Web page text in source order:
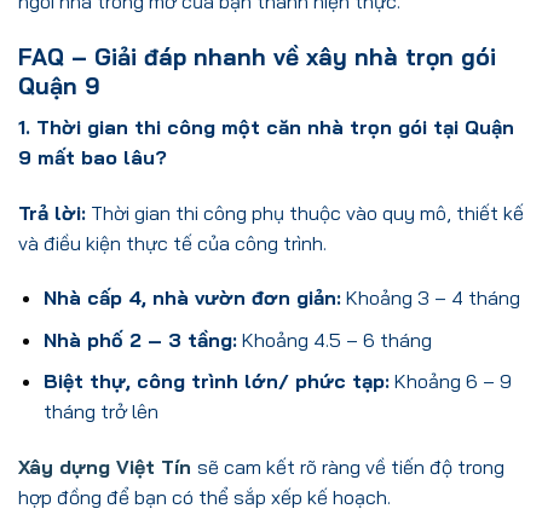
FAQ – Giải đáp nhanh về xây nhà trọn gói
Quận 9
1. Thời gian thi công một căn nhà trọn gói tại Quận
9 mất bao lâu?
Trả lời: Thời gian thi công phụ thuộc vào quy mô, thiết kế
và điều kiện thực tế của công trình.
Nhà cấp 4, nhà vườn đơn giản:Khoảng 3 – 4 tháng
Nhà phố 2 – 3 tầng:Khoảng 4.5 – 6 tháng
Biệt thự, công trình lớn/ phức tạp:Khoảng 6 – 9
tháng trở lên
Xây dựng Việt Tín sẽ cam kết rõ ràng về tiến độ trong
hợp đồng để bạn có thể sắp xếp kế hoạch.